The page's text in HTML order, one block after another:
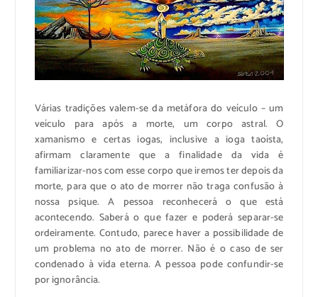
Várias tradições valem-se da metáfora do veículo – um
veículo para após a morte, um corpo astral. O
xamanismo e certas iogas, inclusive a ioga taoísta,
afirmam claramente que a finalidade da vida é
familiarizar-nos com esse corpo que iremos ter depois da
morte, para que o ato de morrer não traga confusão à
nossa psique. A pessoa reconhecerá o que está
acontecendo. Saberá o que fazer e poderá separar-se
ordeiramente. Contudo, parece haver a possibilidade de
um problema no ato de morrer. Não é o caso de ser
condenado à vida eterna. A pessoa pode confundir-se
por ignorância.